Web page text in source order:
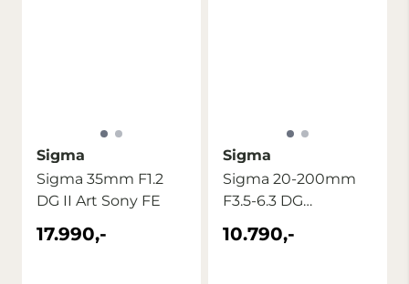
Sigma
Sigma 35mm F1.2
DG II Art Sony FE
17.990,-
Sigma
Sigma 20-200mm
F3.5-6.3 DG
Contemporary L-
Mount
10.790,-